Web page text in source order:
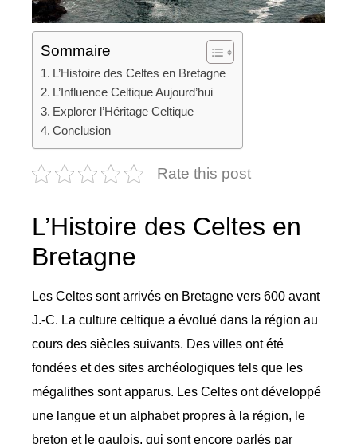
Sommaire
L’Histoire des Celtes en Bretagne
L’Influence Celtique Aujourd’hui
Explorer l’Héritage Celtique
Conclusion
Rate this post
L’Histoire des Celtes en
Bretagne
Les Celtes sont arrivés en Bretagne vers 600 avant
J.-C. La culture celtique a évolué dans la région au
cours des siècles suivants. Des villes ont été
fondées et des sites archéologiques tels que les
mégalithes sont apparus. Les Celtes ont développé
une langue et un alphabet propres à la région, le
breton et le gaulois, qui sont encore parlés par